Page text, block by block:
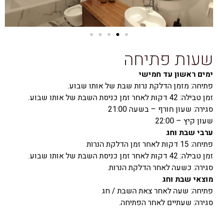
שעות פתיחה
ימים ראשון עד חמישי
פתיחה: מזמן הדלקת נרות שבת של אותו שבוע.
זמן טבילה: 42 דקות לאחר זמן כניסת השבת של אותו שבוע.
סגירה: שעון חורף – בשעה 21:00
שעון קיץ – 22:00
ערבי שבת וחג
פתיחה: 15 דקות לאחר זמן הדלקת הנרות
זמן טבילה: 42 דקות לאחר זמן כניסת השבת של אותו שבוע.
סגירה: כשעה לאחר הדלקת הנרות.
מוצאי שבת וחג
פתיחה: שעה לאחר צאת השבת / חג
סגירה: שעתיים לאחר הפתיחה.